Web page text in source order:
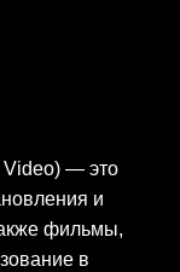
Video) — это
и
фильмы,
в